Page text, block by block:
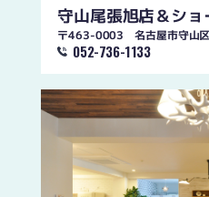
守山尾張旭店＆シ
〒463-0003 名古屋市守山
052-736-1133